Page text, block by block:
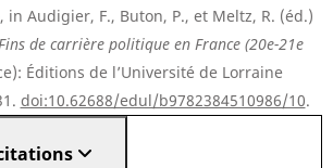
in Audigier, F., Buton, P., et Meltz, R. (éd.)
de carrière politique en France (20e-21e
Éditions de l’Université de Lorraine
doi:10.62688/edul/b9782384510986/10.